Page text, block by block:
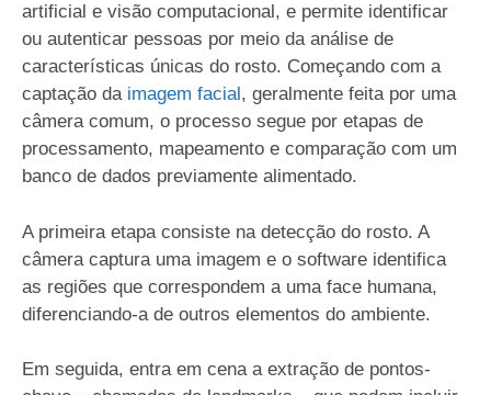
artificial e visão computacional, e permite identificar
ou autenticar pessoas por meio da análise de
características únicas do rosto. Começando com a
captação da imagem facial , geralmente feita por uma
câmera comum, o processo segue por etapas de
processamento, mapeamento e comparação com um
banco de dados previamente alimentado.
A primeira etapa consiste na detecção do rosto. A
câmera captura uma imagem e o software identifica
as regiões que correspondem a uma face humana,
diferenciando-a de outros elementos do ambiente.
Em seguida, entra em cena a extração de pontos-